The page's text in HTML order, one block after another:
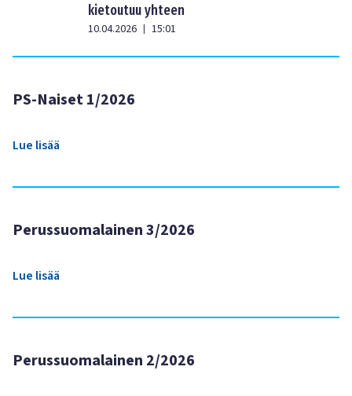
kietoutuu yhteen
10.04.2026 | 15:01
PS-Naiset 1/2026
Lue lisää
Perussuomalainen 3/2026
Lue lisää
Perussuomalainen 2/2026